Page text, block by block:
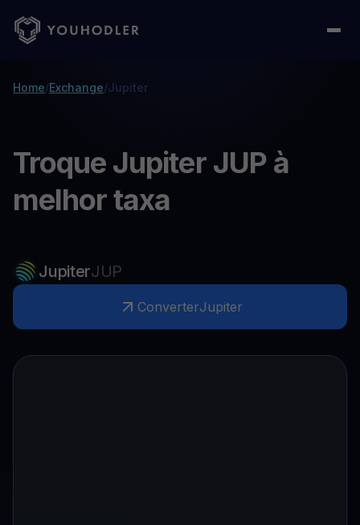
Home/Exchange/Jupiter
Troque Jupiter JUP à
melhor taxa
JupiterJUP
ConverterJupiter